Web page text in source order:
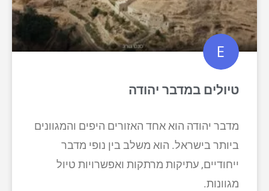
טיולים במדבר יהודה
מדבר יהודה הוא אחד האזורים היפים והמגוונים
ביותר בישראל. הוא משלב בין נופי מדבר
ייחודיים, עתיקות מרתקות ואפשרויות טיול
מגוונות.